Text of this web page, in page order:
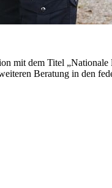
mit dem Titel „Nationale
Beratung in den